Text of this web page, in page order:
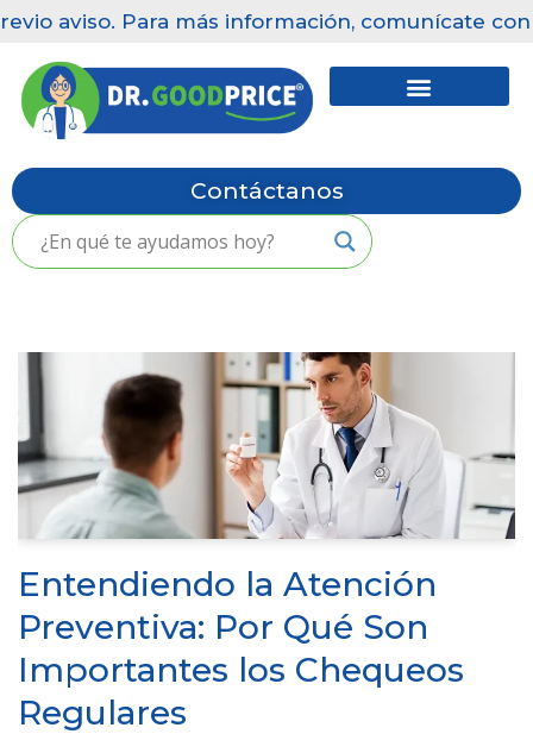
Saltar
al
contenido
aviso. Para más información, comunícate con
Contáctanos
Entendiendo la Atención
Preventiva: Por Qué Son
Importantes los Chequeos
Regulares